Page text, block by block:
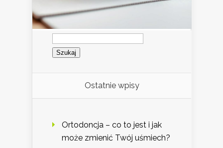
Szukaj:
Ostatnie wpisy
Ortodoncja – co to jest i jak
może zmienić Twój uśmiech?